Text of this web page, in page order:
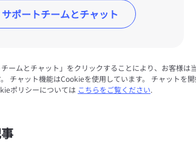
サポートチームとチャット
チームとチャット」をクリックすることにより、お客様は
チャット機能はCookieを使用しています。 チャットを
ポリシーについては こちらをご覧ください.